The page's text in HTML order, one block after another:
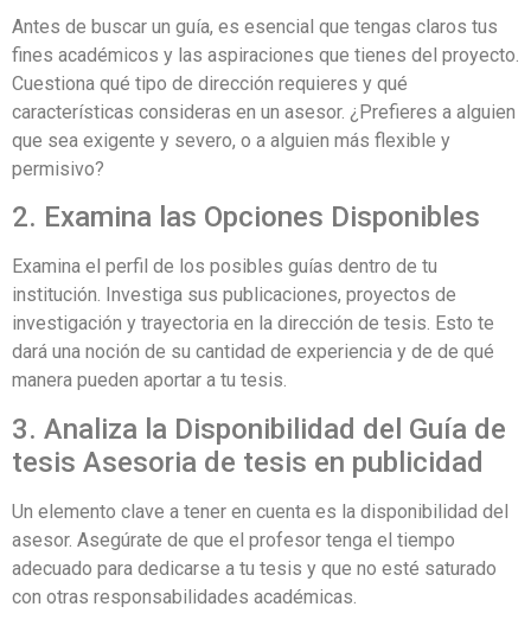
Antes de buscar un guía, es esencial que tengas claros tus
fines académicos y las aspiraciones que tienes del proyecto.
Cuestiona qué tipo de dirección requieres y qué
características consideras en un asesor. ¿Prefieres a alguien
que sea exigente y severo, o a alguien más flexible y
permisivo?
2. Examina las Opciones Disponibles
Examina el perfil de los posibles guías dentro de tu
institución. Investiga sus publicaciones, proyectos de
investigación y trayectoria en la dirección de tesis. Esto te
dará una noción de su cantidad de experiencia y de de qué
manera pueden aportar a tu tesis.
3. Analiza la Disponibilidad del Guía de
tesis Asesoria de tesis en publicidad
Un elemento clave a tener en cuenta es la disponibilidad del
asesor. Asegúrate de que el profesor tenga el tiempo
adecuado para dedicarse a tu tesis y que no esté saturado
con otras responsabilidades académicas.